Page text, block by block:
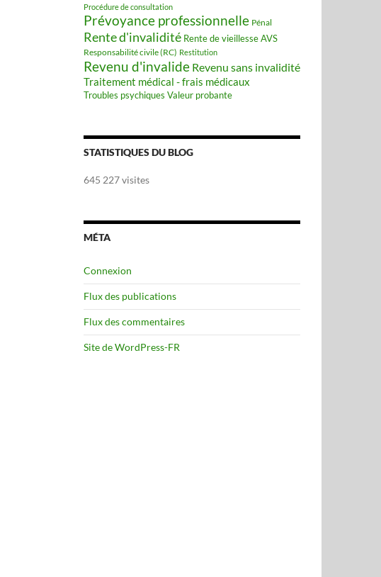
Procédure de consultation
Prévoyance professionnelle Pénal
Rente d'invalidité Rente de vieillesse AVS
Responsabilité civile (RC) Restitution
Revenu d'invalide Revenu sans invalidité
Traitement médical - frais médicaux
Troubles psychiques Valeur probante
STATISTIQUES DU BLOG
645 227 visites
MÉTA
Connexion
Flux des publications
Flux des commentaires
Site de WordPress-FR